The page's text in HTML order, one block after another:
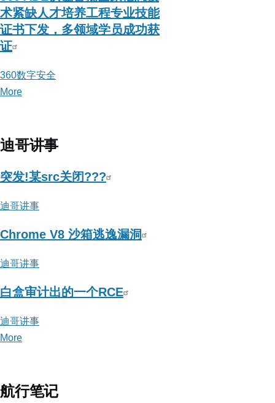
术紧缺人才培养工程专业技能
证书下发，多领域学员成功获
证
360数字安全
More
数
安
迪哥讲事
突发!某src关闭???
迪哥讲事
Chrome V8 沙箱逃逸漏洞
迪哥讲事
白盒审计出的一个RCE
迪哥讲事
More
哥
航行笔记